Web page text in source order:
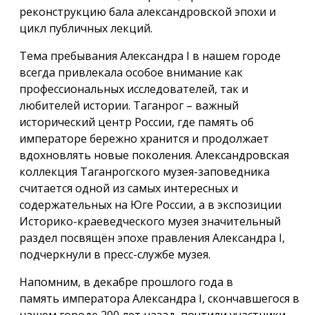
реконструкцию бала александровской эпохи и
цикл публичных лекций.
Тема пребывания Александра I в нашем городе
всегда привлекала особое внимание как
профессиональных исследователей, так и
любителей истории. Таганрог – важный
исторический центр России, где память об
императоре бережно хранится и продолжает
вдохновлять новые поколения. Александровская
коллекция Таганрогского музея-заповедника
считается одной из самых интересных и
содержательных на Юге России, а в экспозиции
Историко-краеведческого музея значительный
раздел посвящён эпохе правления Александра I,
подчеркнули в пресс-службе музея.
Напомним, в декабре прошлого года в
память императора Александра I, скончавшегося в